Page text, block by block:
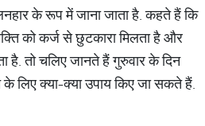
के रूप में जाना जाता है. कहते हैं कि
को कर्ज से छुटकारा मिलता है और
है. तो चलिए जानते हैं गुरुवार के दिन
लिए क्या-क्या उपाय किए जा सकते हैं.